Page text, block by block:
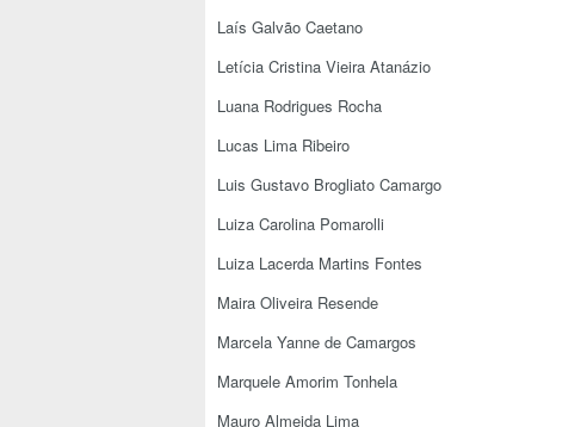
Laís Galvão Caetano
Letícia Cristina Vieira Atanázio
Luana Rodrigues Rocha
Lucas Lima Ribeiro
Luis Gustavo Brogliato Camargo
Luiza Carolina Pomarolli
Luiza Lacerda Martins Fontes
Maira Oliveira Resende
Marcela Yanne de Camargos
Marquele Amorim Tonhela
Mauro Almeida Lima